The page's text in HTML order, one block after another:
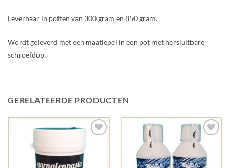
Leverbaar in potten van 300 gram en 850 gram.
Wordt geleverd met een maatlepel in een pot met hersluitbare
schroefdop.
GERELATEERDE PRODUCTEN
Wishlist
Add to
Wishlist